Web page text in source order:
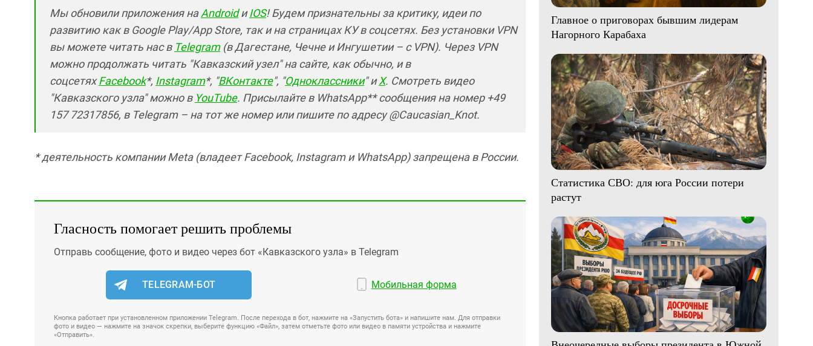
Мы обновили приложения наAndroidиIOS! Будем признательны за критику, идеи по
развитию как в Google Play/App Store, так и на страницах КУ в соцсетях. Без установки VPN
вы можете читать нас в Telegram(в Дагестане, Чечне и Ингушетии – с VPN). Через VPN
можно продолжать читать "Кавказский узел" на сайте, как обычно, и в
соцсетяхFacebook*, Instagram*, "ВКонтакте", "Одноклассники" иX. Смотреть видео
"Кавказского узла" можно в YouTube. Присылайте в WhatsApp** сообщения на номер +49
157 72317856, в Telegram – на тот же номер или пишите по адресу @Caucasian_Knot.
* деятельность компании Meta (владеет Facebook, Instagram и WhatsApp) запрещена в России.
Гласность помогает решить проблемы
Отправь сообщение, фото и видео через бот «Кавказского узла» в Telegram
TELEGRAM-БОТ Мобильная форма
Кнопка работает при установленном приложении Telegram. После перехода в бот, нажмите на «Запустить бота» и напишите нам. Для отправки
фото и видео — нажмите на значок скрепки, выберите функцию «Файл», затем отметьте фото или видео в памяти устройства и нажмите
«Отправить».
Главное о приговорах бывшим лидерам
Нагорного Карабаха
Статистика СВО: для юга России потери
растут